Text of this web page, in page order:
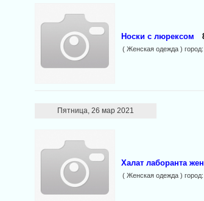
Носки с люрексом
( Женская одежда )
Пятница, 26 мар 2021
Халат лаборанта
( Женская одежда )